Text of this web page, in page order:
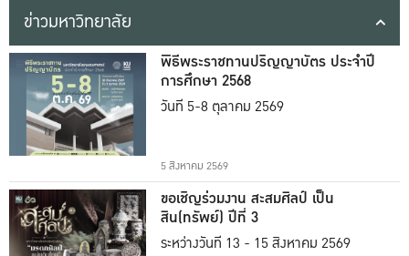
ข่าวมหาวิทยาลัย
พิธีพระราชทานปริญญาบัตร ประจำปี
การศึกษา 2568
วันที่ 5-8 ตุลาคม 2569
5 สิงหาคม 2569
ขอเชิญร่วมงาน สะสมศิลป์ เป็น
สิน(ทรัพย์) ปีที่ 3
ระหว่างวันที่ 13 - 15 สิงหาคม 2569